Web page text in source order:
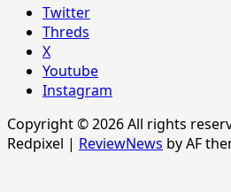
Twitter
Threds
X
Youtube
Instagram
Copyright © 2026 All rights
Redpixel | ReviewNews by AF